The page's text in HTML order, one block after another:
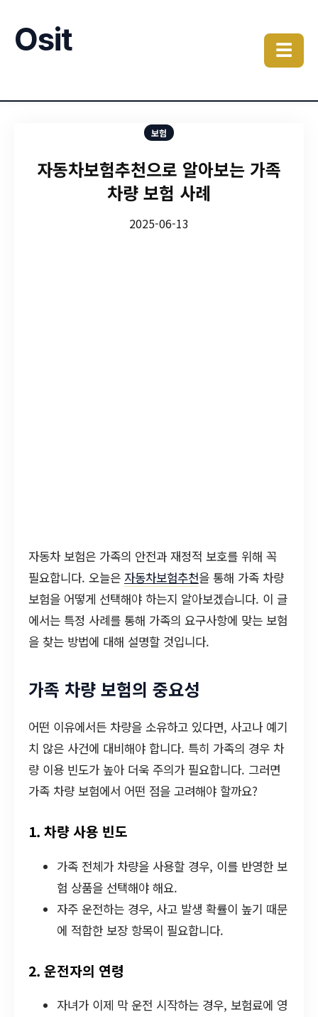
Osit ☰
보험
자동차보험추천으로 알아보는 가족
차량 보험 사례
2025-06-13
자동차 보험은 가족의 안전과 재정적 보호를 위해 꼭
필요합니다. 오늘은 자동차보험추천을 통해 가족 차량
보험을 어떻게 선택해야 하는지 알아보겠습니다. 이 글
에서는 특정 사례를 통해 가족의 요구사항에 맞는 보험
을 찾는 방법에 대해 설명할 것입니다.
가족 차량 보험의 중요성
어떤 이유에서든 차량을 소유하고 있다면, 사고나 예기
치 않은 사건에 대비해야 합니다. 특히 가족의 경우 차
량 이용 빈도가 높아 더욱 주의가 필요합니다. 그러면
가족 차량 보험에서 어떤 점을 고려해야 할까요?
1. 차량 사용 빈도
가족 전체가 차량을 사용할 경우, 이를 반영한 보
험 상품을 선택해야 해요.
자주 운전하는 경우, 사고 발생 확률이 높기 때문
에 적합한 보장 항목이 필요합니다.
2. 운전자의 연령
자녀가 이제 막 운전 시작하는 경우, 보험료에 영